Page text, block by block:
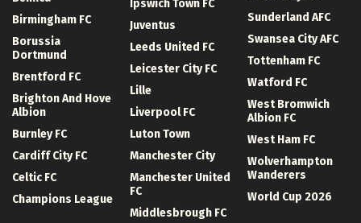
Birmingham FC
Borussia
Dortmund
Brentford FC
Brighton And Hove
Albion
Burnley FC
Cardiff City FC
Celtic FC
Champions League
Ipswich Town FC
Juventus
Leeds United FC
Leicester City FC
Lille
Liverpool FC
Luton Town
Manchester City
Manchester United
FC
Middlesbrough FC
Sunderland AFC
Swansea City AFC
Tottenham FC
Watford FC
West Bromwich
Albion FC
West Ham FC
Wolverhampton
Wanderers
World Cup 2026